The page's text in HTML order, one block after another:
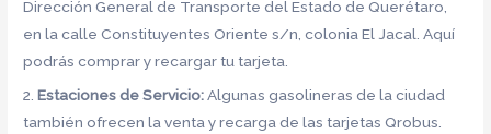
Dirección General de Transporte del Estado de Querétaro,
en la calle Constituyentes Oriente s/n, colonia El Jacal. Aquí
podrás comprar y recargar tu tarjeta.
2.Estaciones de Servicio:Algunas gasolineras de la ciudad
también ofrecen la venta y recarga de las tarjetas Qrobus.